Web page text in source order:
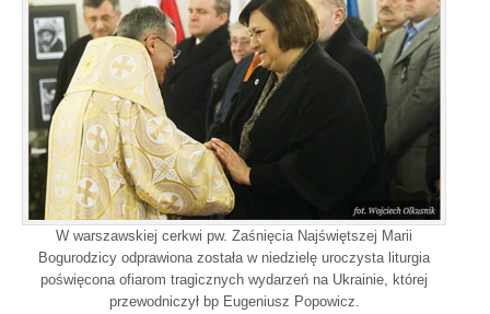
W warszawskiej cerkwi pw. Zaśnięcia Najświętszej Marii
Bogurodzicy odprawiona została w niedzielę uroczysta liturgia
poświęcona ofiarom tragicznych wydarzeń na Ukrainie, której
przewodniczył bp Eugeniusz Popowicz.